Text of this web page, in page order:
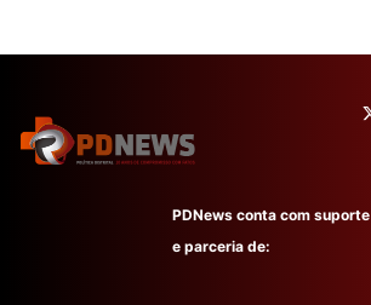
PDNews conta com suporte
e parceria de: